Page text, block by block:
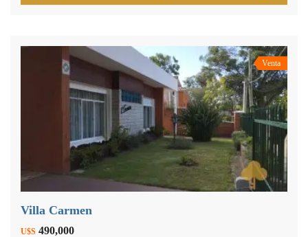
Venta
Villa Carmen
U$S 490,000